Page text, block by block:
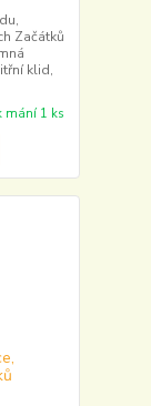
Začátků
klid,
mání 1 ks